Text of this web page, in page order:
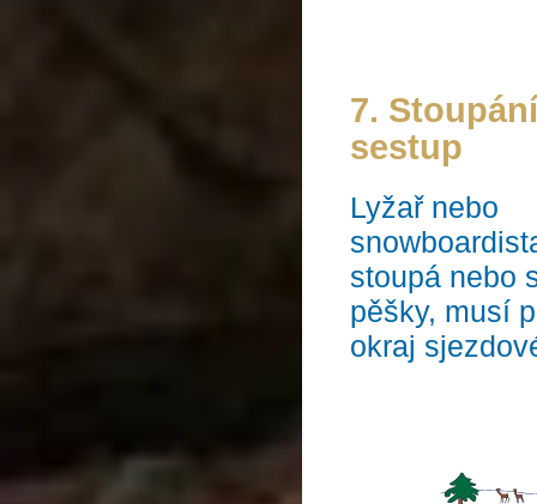
7.
sestup
Lyžař nebo
stoupá nebo
pěšky, musí
okraj